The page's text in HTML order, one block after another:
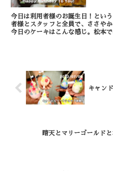
今日は利用者様のお誕生日！とい
者様とスタッフと全員で、ささや
今日のケーキはこんな感じ。松本
キャン
晴天とマリーゴールド